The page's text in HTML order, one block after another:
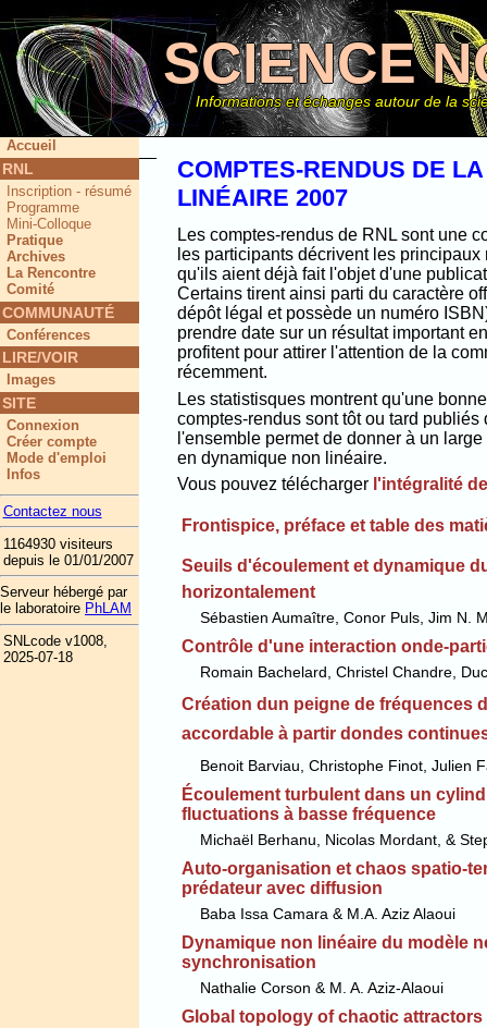
SCIENCE
Informations et échanges autour de la
COMPTES-RENDUS DE
LINÉAIRE 2007
Les comptes-rendus de RNL sont une
les participants décrivent les
qu'ils aient déjà fait l'objet d'une
Certains tirent ainsi parti du caractère
dépôt légal et possède un numéro
prendre date sur un résultat important
profitent pour attirer l'attention de la
récemment.
Les statistisques montrent qu'une
comptes-rendus sont tôt ou tard
l'ensemble permet de donner à un
en dynamique non linéaire.
Vous pouvez télécharger l'intégralité
Frontispice, préface et table des
Seuils d'écoulement et dynamique
horizontalement
Sébastien Aumaître, Conor Puls, Jim N.
Contrôle d'une interaction onde-
Romain Bachelard, Christel Chandre,
Création dun peigne de fréquences
accordable à partir dondes
Benoit Barviau, Christophe Finot, Julien
Écoulement turbulent dans un
fluctuations à basse fréquence
Michaël Berhanu, Nicolas Mordant, &
Auto-organisation et chaos spatio-
prédateur avec diffusion
Baba Issa Camara & M.A. Aziz Alaoui
Dynamique non linéaire du modèle
synchronisation
Nathalie Corson & M. A. Aziz-Alaoui
Global topology of chaotic attractors
Accueil
RNL
Inscription - résumé
Programme
Mini-Colloque
Pratique
Archives
La Rencontre
Comité
COMMUNAUTÉ
Conférences
LIRE/VOIR
Images
SITE
Connexion
Créer compte
Mode d'emploi
Infos
Contactez nous
1164930 visiteurs
depuis le 01/01/2007
Serveur hébergé par
le laboratoire PhLAM
SNLcode v1008,
2025-07-18
Ce site